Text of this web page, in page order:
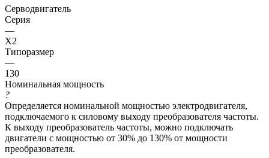
Серводвигатель
Серия
—
X2
Типоразмер
—
130
Номинальная мощность
?
Определяется номинальной мощностью электродвигателя,
подключаемого к силовому выходу преобразователя частоты.
К выходу преобразователь частоты, можно подключать
двигатели с мощностью от 30% до 130% от мощности
преобразователя.